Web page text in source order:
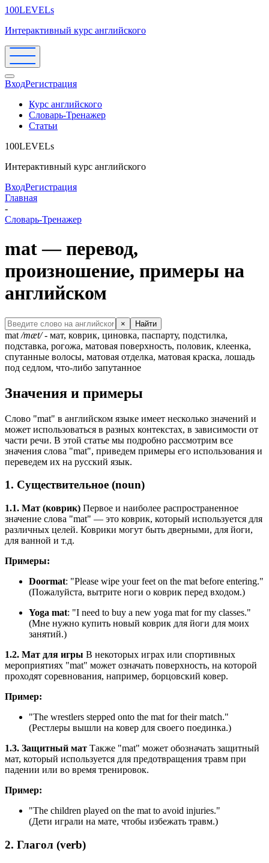
100LEVELs
Интерактивный курс английского
ВходРегистрация
Курс английского
Словарь-Тренажер
Статьи
100LEVELs
Интерактивный курс английского
ВходРегистрация
Главная
-
Словарь-Тренажер
mat — перевод,
произношение, примеры на
английском
× Найти
mat /mæt/- мат, коврик, циновка, паспарту, подстилка,
подставка, рогожа, матовая поверхность, половик, клеенка,
спутанные волосы, матовая отделка, матовая краска, лошадь
под седлом, что-либо запутанное
Значения и примеры
Слово "mat" в английском языке имеет несколько значений и
может использоваться в разных контекстах, в зависимости от
части речи. В этой статье мы подробно рассмотрим все
значения слова "mat", приведем примеры его использования и
переведем их на русский язык.
1. Существительное (noun)
1.1. Мат (коврик) Первое и наиболее распространенное
значение слова "mat" — это коврик, который используется для
различных целей. Коврики могут быть дверными, для йоги,
для ванной и т.д.
Примеры:
Doormat: "Please wipe your feet on the mat before entering."
(Пожалуйста, вытрите ноги о коврик перед входом.)
Yoga mat: "I need to buy a new yoga mat for my classes."
(Мне нужно купить новый коврик для йоги для моих
занятий.)
1.2. Мат для игры В некоторых играх или спортивных
мероприятиях "mat" может означать поверхность, на которой
проходят соревнования, например, борцовский ковер.
Пример:
"The wrestlers stepped onto the mat for their match."
(Рестлеры вышли на ковер для своего поединка.)
1.3. Защитный мат Также "mat" может обозначать защитный
мат, который используется для предотвращения травм при
падении или во время тренировок.
Пример:
"The children played on the mat to avoid injuries."
(Дети играли на мате, чтобы избежать травм.)
2. Глагол (verb)